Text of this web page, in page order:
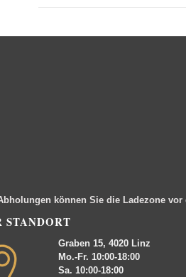
können Sie die Ladezone
STANDORT
Graben 15, 4020 Linz
Mo.-Fr. 10:00-18:00
Sa. 10:00-18:00